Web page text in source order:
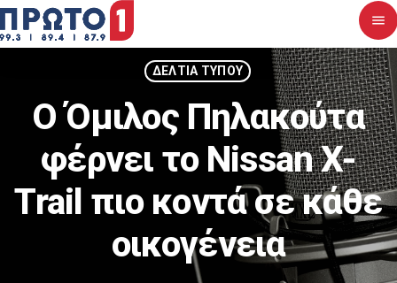
menu
close
Αρχική
Σχετικά με εμάς
Νέα
ΔΕΛΤΙΑ ΤΥΠΟΥ
Ο Όμιλος Πηλακούτα
φέρνει το Nissan X-
Trail πιο κοντά σε κάθε
οικογένεια